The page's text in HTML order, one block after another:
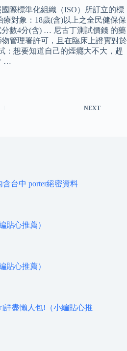
際標準化組織（ISO）所訂立的標
對象：18歲(含)以上之全民健保保
數4分(含) … 尼古丁測試價錢 的藥
管理署許可，且在臨床上證實對於
：想要知道自己的煙癮大不大，趕
…
NEXT
含台中 porter絕密資料
貼心推薦）
貼心推薦）
詳盡懶人包!（小編貼心推